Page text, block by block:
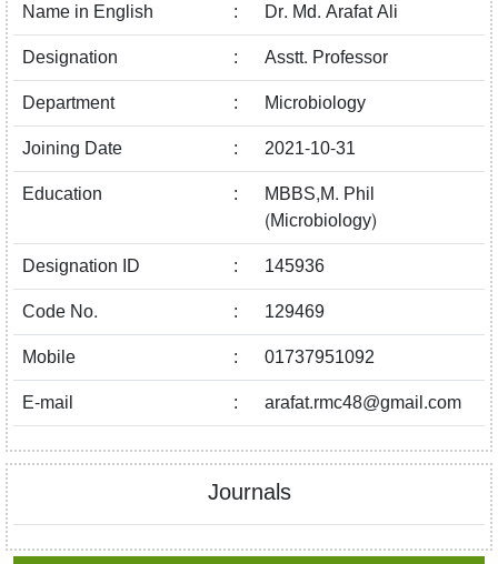
Name in English : Dr. Md. Arafat Ali
Designation : Asstt. Professor
Department : Microbiology
Joining Date : 2021-10-31
Education :
MBBS,M. Phil
(Microbiology)
Designation ID : 145936
Code No. : 129469
Mobile : 01737951092
E-mail : arafat.rmc48@gmail.com
Journals